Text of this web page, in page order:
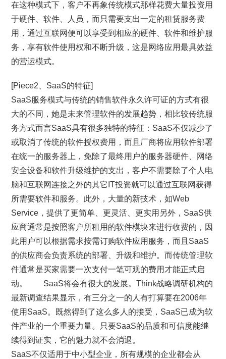
在这种模式下，客户不再象传统模式那样花费大量投资用
于硬件、软件、人员，而只需要支出一定的租赁服务费
用，通过互联网便可以享受到相应的硬件、软件和维护服
务，享有软件使用权和不断升级，这是网络应用最具效益
的营运模式。
[Piece2、SaaS的特征]
SaaS服务模式与传统的销售软件永久许可证的方式有很
大的不同，她是未来管理软件的发展趋势，相比较传统服
务方式而言SaaS具有很多独特的特征：SaaS不仅减少了
或取消了传统的软件授权费用，而且厂商将应用软件部署
在统一的服务器上，免除了最终用户的服务器硬件、网络
安全设备和软件升级维护的支出，客户不需要除了个人电
脑和互联网连接之外的其它IT投资就可以通过互联网获得
所需要软件和服务。此外，大量的新技术，如Web
Service，提供了更简单、更灵活、更实用另外，SaaS供
应商通常是按照客户所租用的软件模块来进行收费的，因
此用户可以根据需求按需订购软件应用服务，而且SaaS
的供应商会负责系统的部署、升级和维护。而传统管理软
件通常是买家需要一次支付一笔可观的费用才能正式启
动。 SaaS将会有很大的发展。Think战略调研机构的
最新调查结果显示，有三分之一的人有打算要在2006年
使用SaaS。既然得到了这么多人的接受，SaaS已成为软
件产业的一个重要力量。只要SaaS的品质和可信度能继
续得到证实，它的魅力就不会消退。
SaaS不仅适用于中小型企业，所有规模的企业都会从